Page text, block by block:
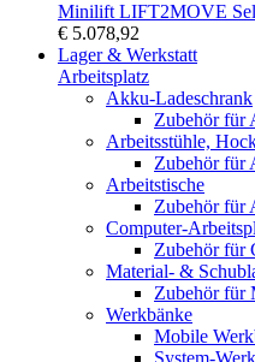
Minilift LIFT2MOVE
€ 5.078,92
Lager & Werkstatt
Arbeitsplatz
Akku-Ladeschrank
Zubehör für
Arbeitsstühle,
Zubehör für
Arbeitstische
Zubehör für
Computer-
Zubehör für
Material- &
Zubehör für
Werkbänke
Mobile
System-